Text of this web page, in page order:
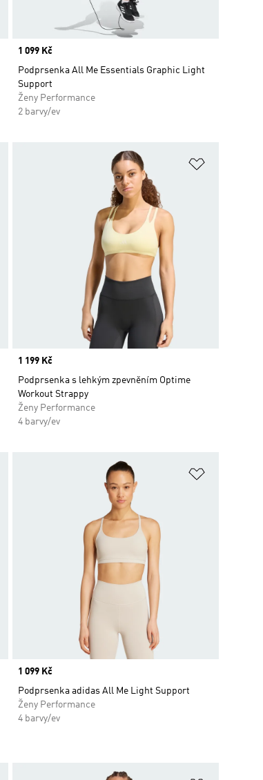
Price
1 099 Kč
Podprsenka All Me Essentials Graphic Light
Support
Ženy Performance
2 barvy/ev
Přidat do seznamu přání
Price
1 199 Kč
Podprsenka s lehkým zpevněním Optime
Workout Strappy
Ženy Performance
4 barvy/ev
Přidat do seznamu přání
Price
1 099 Kč
Podprsenka adidas All Me Light Support
Ženy Performance
4 barvy/ev